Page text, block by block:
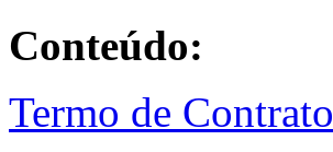
Conteúdo:
Termo de Contrato